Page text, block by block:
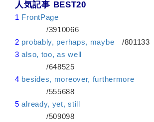
人気記事 BEST20
1 FrontPage
/3910066
2 probably, perhaps, maybe /801133
3 also, too, as well
/648525
4 besides, moreover, furthermore
/555688
5 already, yet, still
/509098